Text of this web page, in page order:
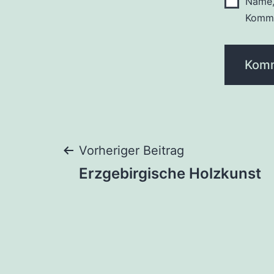
Vorheriger Beitrag
Erzgebirgische Holzkunst